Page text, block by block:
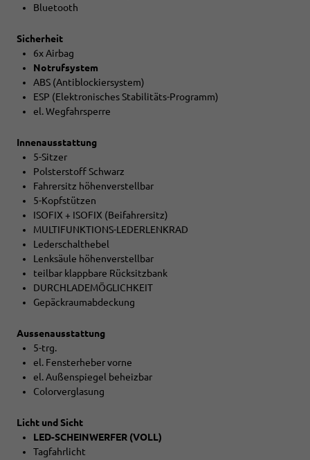
Bluetooth
Sicherheit
6x Airbag
Notrufsystem
ABS (Antiblockiersystem)
ESP (Elektronisches Stabilitäts-Programm)
el. Wegfahrsperre
Innenausstattung
5-Sitzer
Polsterstoff Schwarz
Fahrersitz höhenverstellbar
5-Kopfstützen
ISOFIX + ISOFIX (Beifahrersitz)
MULTIFUNKTIONS-LEDERLENKRAD
Lederschalthebel
Lenksäule höhenverstellbar
teilbar klappbare Rücksitzbank
DURCHLADEMÖGLICHKEIT
Gepäckraumabdeckung
Aussenausstattung
5-trg.
el. Fensterheber vorne
el. Außenspiegel beheizbar
Colorverglasung
Licht und Sicht
LED-SCHEINWERFER (VOLL)
Tagfahrlicht